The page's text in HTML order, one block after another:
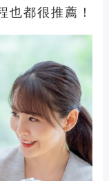
也都很推薦！